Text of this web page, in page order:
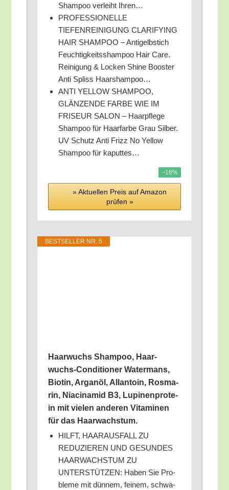
Sham­poo ver­leiht Ihren…
PROFESSIONELLE
TIEFENREINIGUNG CLARIFYING
HAIR SHAMPOO – Anti­gelb­stich
Feuch­tig­keits­sham­poo Hair Care.
Rei­ni­gung & Locken Shi­ne Boos­ter
Anti Spliss Haarshampoo…
ANTI YELLOW SHAMPOO,
GLÄNZENDE FARBE WIE IM
FRISEUR SALON – Haar­pfle­ge
Sham­poo für Haar­far­be Grau Sil­ber.
UV Schutz Anti Frizz No Yel­low
Sham­poo für kaputtes…
−16%
» Aktu­el­len Preis auf Ama­zon
prü­fen »
BEST­SEL­LER NR. 5
Haar­wuchs Sham­poo, Haar­
wuchs-Con­di­tio­ner Water­mans,
Bio­tin, Argan­öl, Allan­to­in, Ros­ma­
rin, Nia­cin­amid B3, Lupi­nen­pro­te­
in mit vie­len ande­ren Vit­ami­nen
für das Haarwachstum.
HILFT, HAARAUSFALL ZU
REDUZIEREN UND GESUNDES
HAARWACHSTUM ZU
UNTERSTÜTZEN: Haben Sie Pro­
ble­me mit dün­nem, fei­nem, schwa­